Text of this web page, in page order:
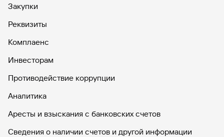
Закупки
Реквизиты
Комплаенс
Инвесторам
Противодействие коррупции
Аналитика
Аресты и взыскания с банковских счетов
Сведения о наличии счетов и другой информации